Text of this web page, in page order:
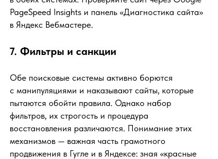
PageSpeed Insights и панель «Диагностика сайта»
в Яндекс Вебмастере.
7. Фильтры и санкции
Обе поисковые системы активно борются
с манипуляциями и наказывают сайты, которые
пытаются обойти правила. Однако набор
фильтров, их строгость и процедура
восстановления различаются. Понимание этих
механизмов — важная часть грамотного
продвижения в Гугле и в Яндексе: зная «красные